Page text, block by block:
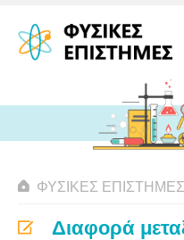
ΦΥΣΙΚΈΣ ΕΠΙΣΤΉΜΕΣ
Διαφορά